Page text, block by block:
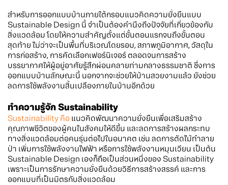
สำหรับการออกแบบบ้านภายใต้กรอบแนวคิดความยั่งยืนแบบ
Sustainable Design นี้ จำเป็นต้องคำนึงถึงปัจจัยที่เกี่ยวข้องกับ
สิ่งแวดล้อม โดยให้ความสำคัญตั้งแต่ขั้นตอนแรกจนถึงขั้นตอน
สุดท้าย ไม่ว่าจะเป็นพื้นที่บริเวณโดยรอบ, สภาพภูมิอากาศ, วัสดุใน
การก่อสร้าง, การคัดเลือกเฟอร์นิเจอร์ ตลอดจนการสร้าง
บรรยากาศให้ผู้อยู่อาศัยรู้สึกผ่อนคลายท่ามกลางธรรมชาติ ซึ่งการ
ออกแบบบ้านลักษณะนี้ นอกจากจะช่วยให้บ้านสวยงามแล้ว ยังช่วย
ลดการใช้พลังงานสิ้นเปลืองภายในบ้านอีกด้วย
ทำความรู้จัก Sustainability
Sustainability คือ แนวคิดพัฒนาความยั่งยืนเพื่อเสริมสร้าง
คุณภาพชีวิตของผู้คนในสังคมให้ดีขึ้น และลดการสร้างผลกระทบ
ทางสิ่งแวดล้อมต่อคนรุ่นต่อไปในอนาคต เช่น ลดการตัดไม้ทำลาย
ป่า เพิ่มการใช้พลังงานไฟฟ้า หรือการใช้พลังงานหมุนเวียน เป็นต้น
Sustainable Design เองก็ถือเป็นส่วนหนึ่งของ Sustainability
เพราะเป็นการรักษาความยั่งยืนด้วยวิธีการสร้างสรรค์ และการ
ออกแบบที่เป็นมิตรกับสิ่งแวดล้อม